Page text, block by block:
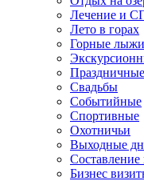
Лечение и
Лето в горах
Горные
Праздничные
Свадьбы
Событийные
Спортивные
Охотничьи
Выходные
Бизнес